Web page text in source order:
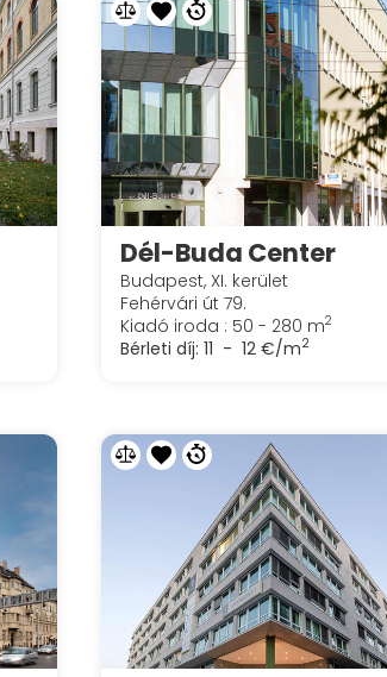
Dél-Buda Center
Budapest, XI. kerület
Fehérvári út 79.
Kiadó iroda : 50 - 280 m2
Bérleti díj: 11 - 12 €/m2